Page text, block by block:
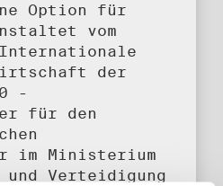
Option für
vom
der
-
für den
im Ministerium
Verteidigung